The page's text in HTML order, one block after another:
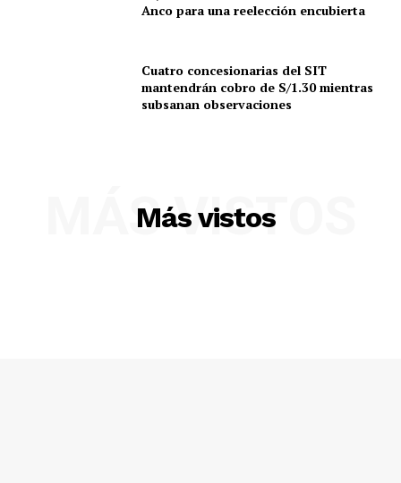
Anco para una reelección encubierta
Cuatro concesionarias del SIT
mantendrán cobro de S/1.30 mientras
subsanan observaciones
Más vistos
MÁS VISTOS